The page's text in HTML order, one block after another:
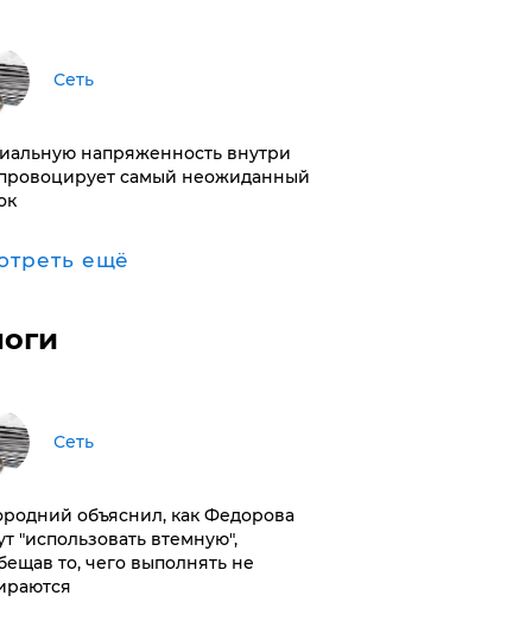
Сеть
напряженность внутри
самый неожиданный
ещё
Сеть
объяснил, как Федорова
"использовать втемную",
то, чего выполнять не